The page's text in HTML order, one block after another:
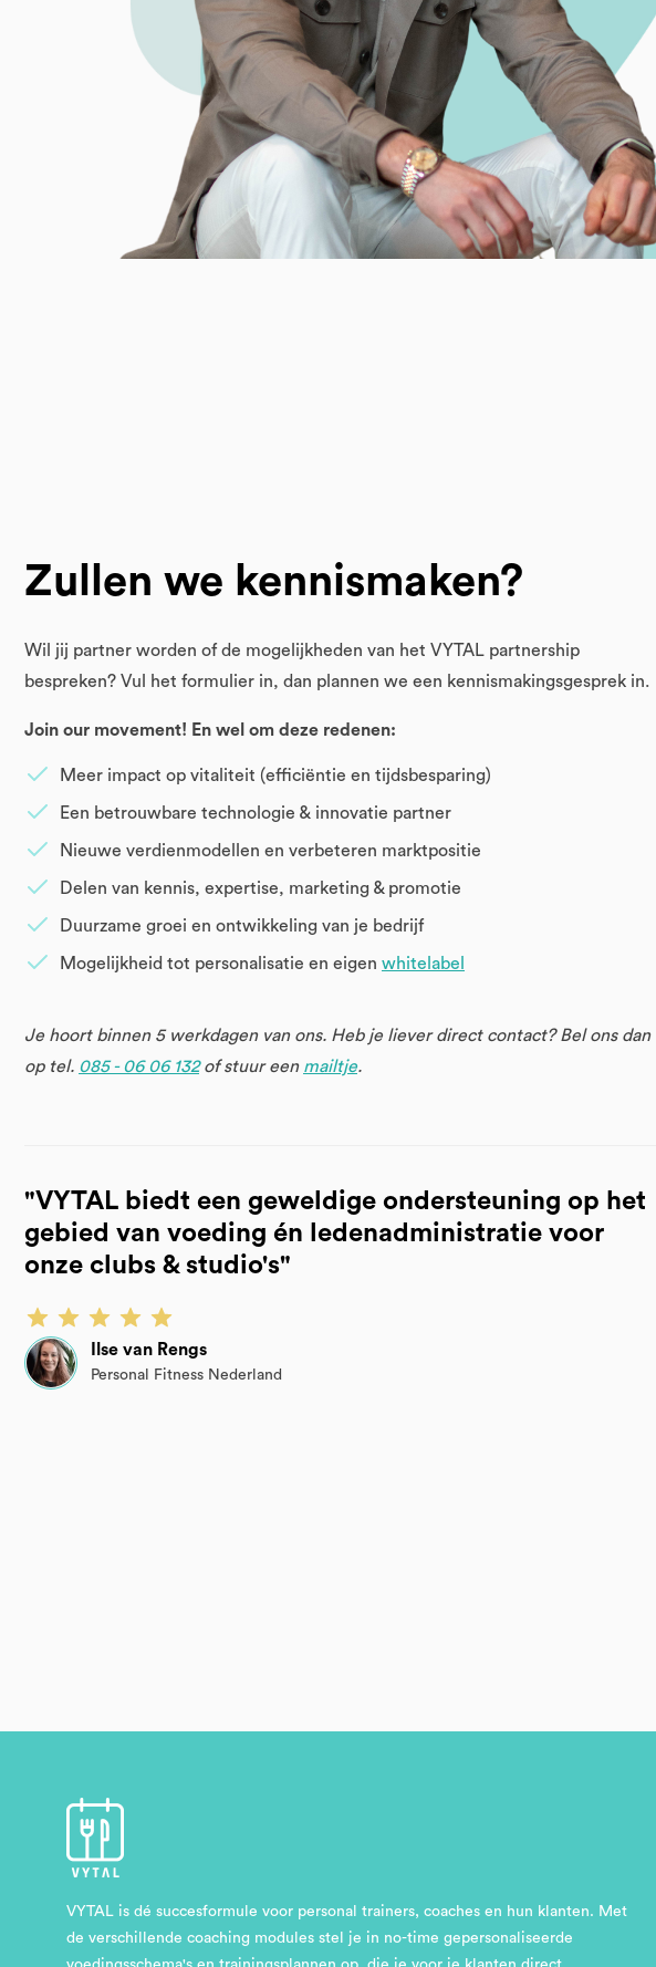
Zullen we kennismaken?
Wil jij partner worden of de mogelijkheden van het VYTAL partnership
bespreken? Vul het formulier in, dan plannen we een kennismakingsgesprek in.
Join our movement! En wel om deze redenen:
Meer impact op vitaliteit (efficiëntie en tijdsbesparing)
Een betrouwbare technologie & innovatie partner
Nieuwe verdienmodellen en verbeteren marktpositie
Delen van kennis, expertise, marketing & promotie
Duurzame groei en ontwikkeling van je bedrijf
Mogelijkheid tot personalisatie en eigen whitelabel
Je hoort binnen 5 werkdagen van ons. Heb je liever direct contact? Bel ons dan
op tel. 085 - 06 06 132of stuur een mailtje.
"VYTAL biedt een geweldige ondersteuning op het
gebied van voeding én ledenadministratie voor
onze clubs & studio's"
Ilse van Rengs
Personal Fitness Nederland
VYTAL is dé succesformule voor personal trainers, coaches en hun klanten. Met
de verschillende coaching modules stel je in no-time gepersonaliseerde